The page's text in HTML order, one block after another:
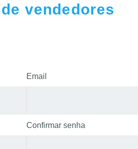
vendedores
Email
Confirmar senha